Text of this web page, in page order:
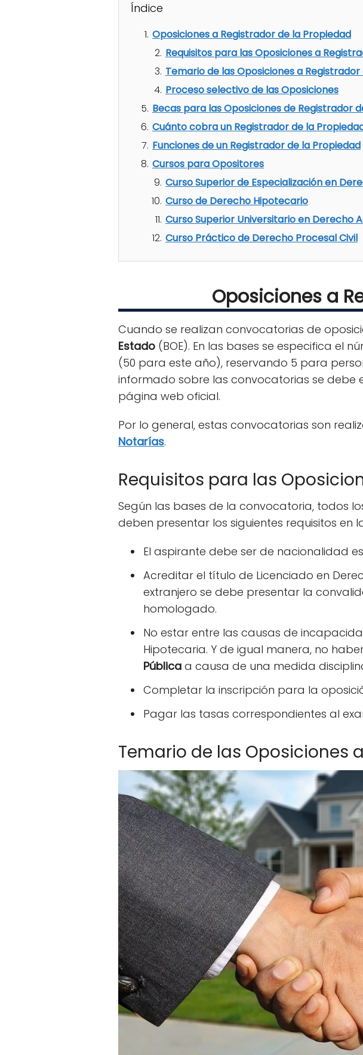
Índice
Oposiciones a Registrador de la Propiedad
Requisitos para las Oposiciones a
Temario de las Oposiciones a
Proceso selectivo de las Oposiciones
Becas para las Oposiciones de Registrador
Cuánto cobra un Registrador de la
Funciones de un Registrador de la Propiedad
Cursos para Opositores
Curso Superior de Especialización en
Curso de Derecho Hipotecario
Curso Superior Universitario en Derecho
Curso Práctico de Derecho Procesal Civil
Oposiciones a
Cuando se realizan convocatorias de
Estado (BOE). En las bases se especifica el
(50 para este año), reservando 5 para
informado sobre las convocatorias se debe
página web oficial.
Por lo general, estas convocatorias son
Notarías.
Requisitos para las
Según las bases de la convocatoria, todos
deben presentar los siguientes requisitos
El aspirante debe ser de nacionalidad
Acreditar el título de Licenciado en
extranjero se debe presentar la
homologado.
No estar entre las causas de
Hipotecaria. Y de igual manera, no
Pública a causa de una medida
Completar la inscripción para la
Pagar las tasas correspondientes al
Temario de las Oposiciones